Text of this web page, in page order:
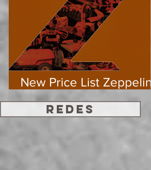
New Price List Zeppelin
Machinery 2024
REDES